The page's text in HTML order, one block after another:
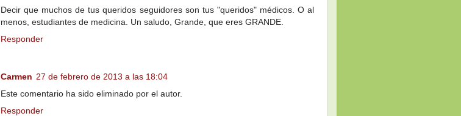
Decir que muchos de tus queridos seguidores son tus "queridos" médicos. O al
menos, estudiantes de medicina. Un saludo, Grande, que eres GRANDE.
Responder
Carmen 27 de febrero de 2013 a las 18:04
Este comentario ha sido eliminado por el autor.
Responder